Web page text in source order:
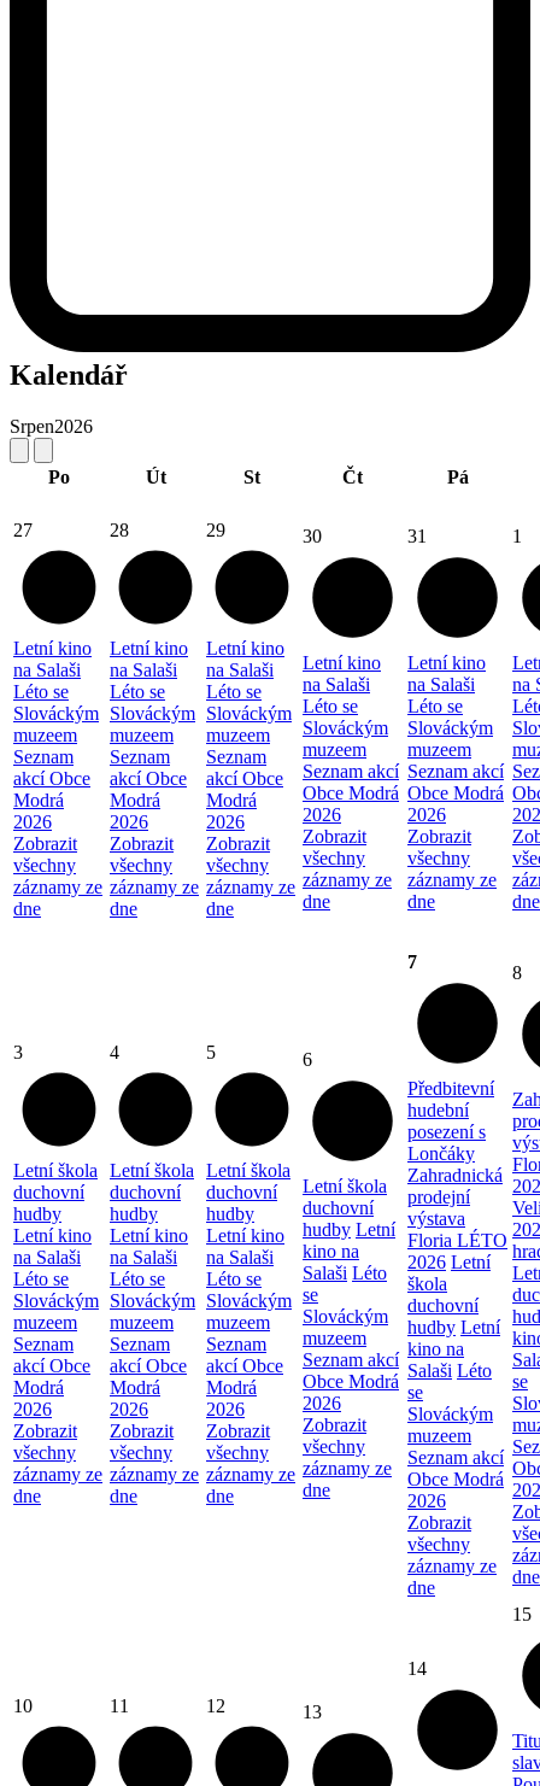
Kalendář
Srpen2026
Po Út St Čt Pá
27
Letní kino
na Salaši
Léto se
Slováckým
muzeem
Seznam
akcí Obce
Modrá
2026
Zobrazit
všechny
záznamy ze
dne
28
Letní kino
na Salaši
Léto se
Slováckým
muzeem
Seznam
akcí Obce
Modrá
2026
Zobrazit
všechny
záznamy ze
dne
29
Letní kino
na Salaši
Léto se
Slováckým
muzeem
Seznam
akcí Obce
Modrá
2026
Zobrazit
všechny
záznamy ze
dne
30
Letní kino
na Salaši
Léto se
Slováckým
muzeem
Seznam akcí
Obce Modrá
2026
Zobrazit
všechny
záznamy ze
dne
31
Letní kino
na Salaši
Léto se
Slováckým
muzeem
Seznam akcí
Obce Modrá
2026
Zobrazit
všechny
záznamy ze
dne
1
na
dne
3
Letní škola
duchovní
hudby
Letní kino
na Salaši
Léto se
Slováckým
muzeem
Seznam
akcí Obce
Modrá
2026
Zobrazit
všechny
záznamy ze
dne
4
Letní škola
duchovní
hudby
Letní kino
na Salaši
Léto se
Slováckým
muzeem
Seznam
akcí Obce
Modrá
2026
Zobrazit
všechny
záznamy ze
dne
5
Letní škola
duchovní
hudby
Letní kino
na Salaši
Léto se
Slováckým
muzeem
Seznam
akcí Obce
Modrá
2026
Zobrazit
všechny
záznamy ze
dne
6
Letní škola
duchovní
hudby Letní
kino na
Salaši Léto
se
Slováckým
muzeem
Seznam akcí
Obce Modrá
2026
Zobrazit
všechny
záznamy ze
dne
7
Předbitevní
hudební
posezení s
Lončáky
Zahradnická
prodejní
výstava
Floria LÉTO
2026 Letní
škola
duchovní
hudby Letní
kino na
Salaši Léto
se
Slováckým
muzeem
Seznam akcí
Obce Modrá
2026
Zobrazit
všechny
záznamy ze
dne
8
se
dne
10 11 12 13
14
15